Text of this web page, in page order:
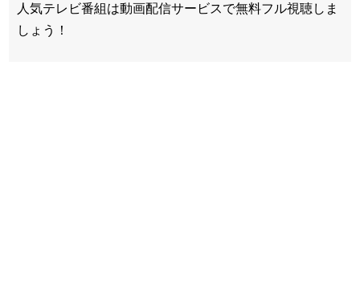
人気テレビ番組は動画配信サービスで無料フル視聴しま
しょう！